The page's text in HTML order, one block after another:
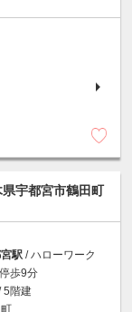
宇都宮市鶴田町
駅 / ハローワーク
歩9分
5階建